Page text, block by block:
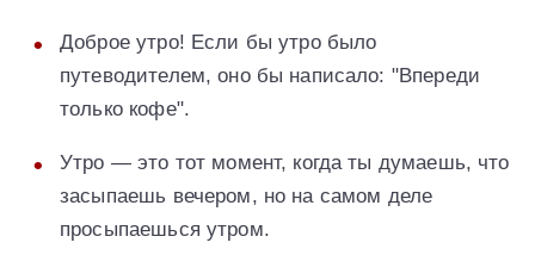
Доброе утро! Если бы утро было
путеводителем, оно бы написало: "Впереди
только кофе".
Утро — это тот момент, когда ты думаешь, что
засыпаешь вечером, но на самом деле
просыпаешься утром.